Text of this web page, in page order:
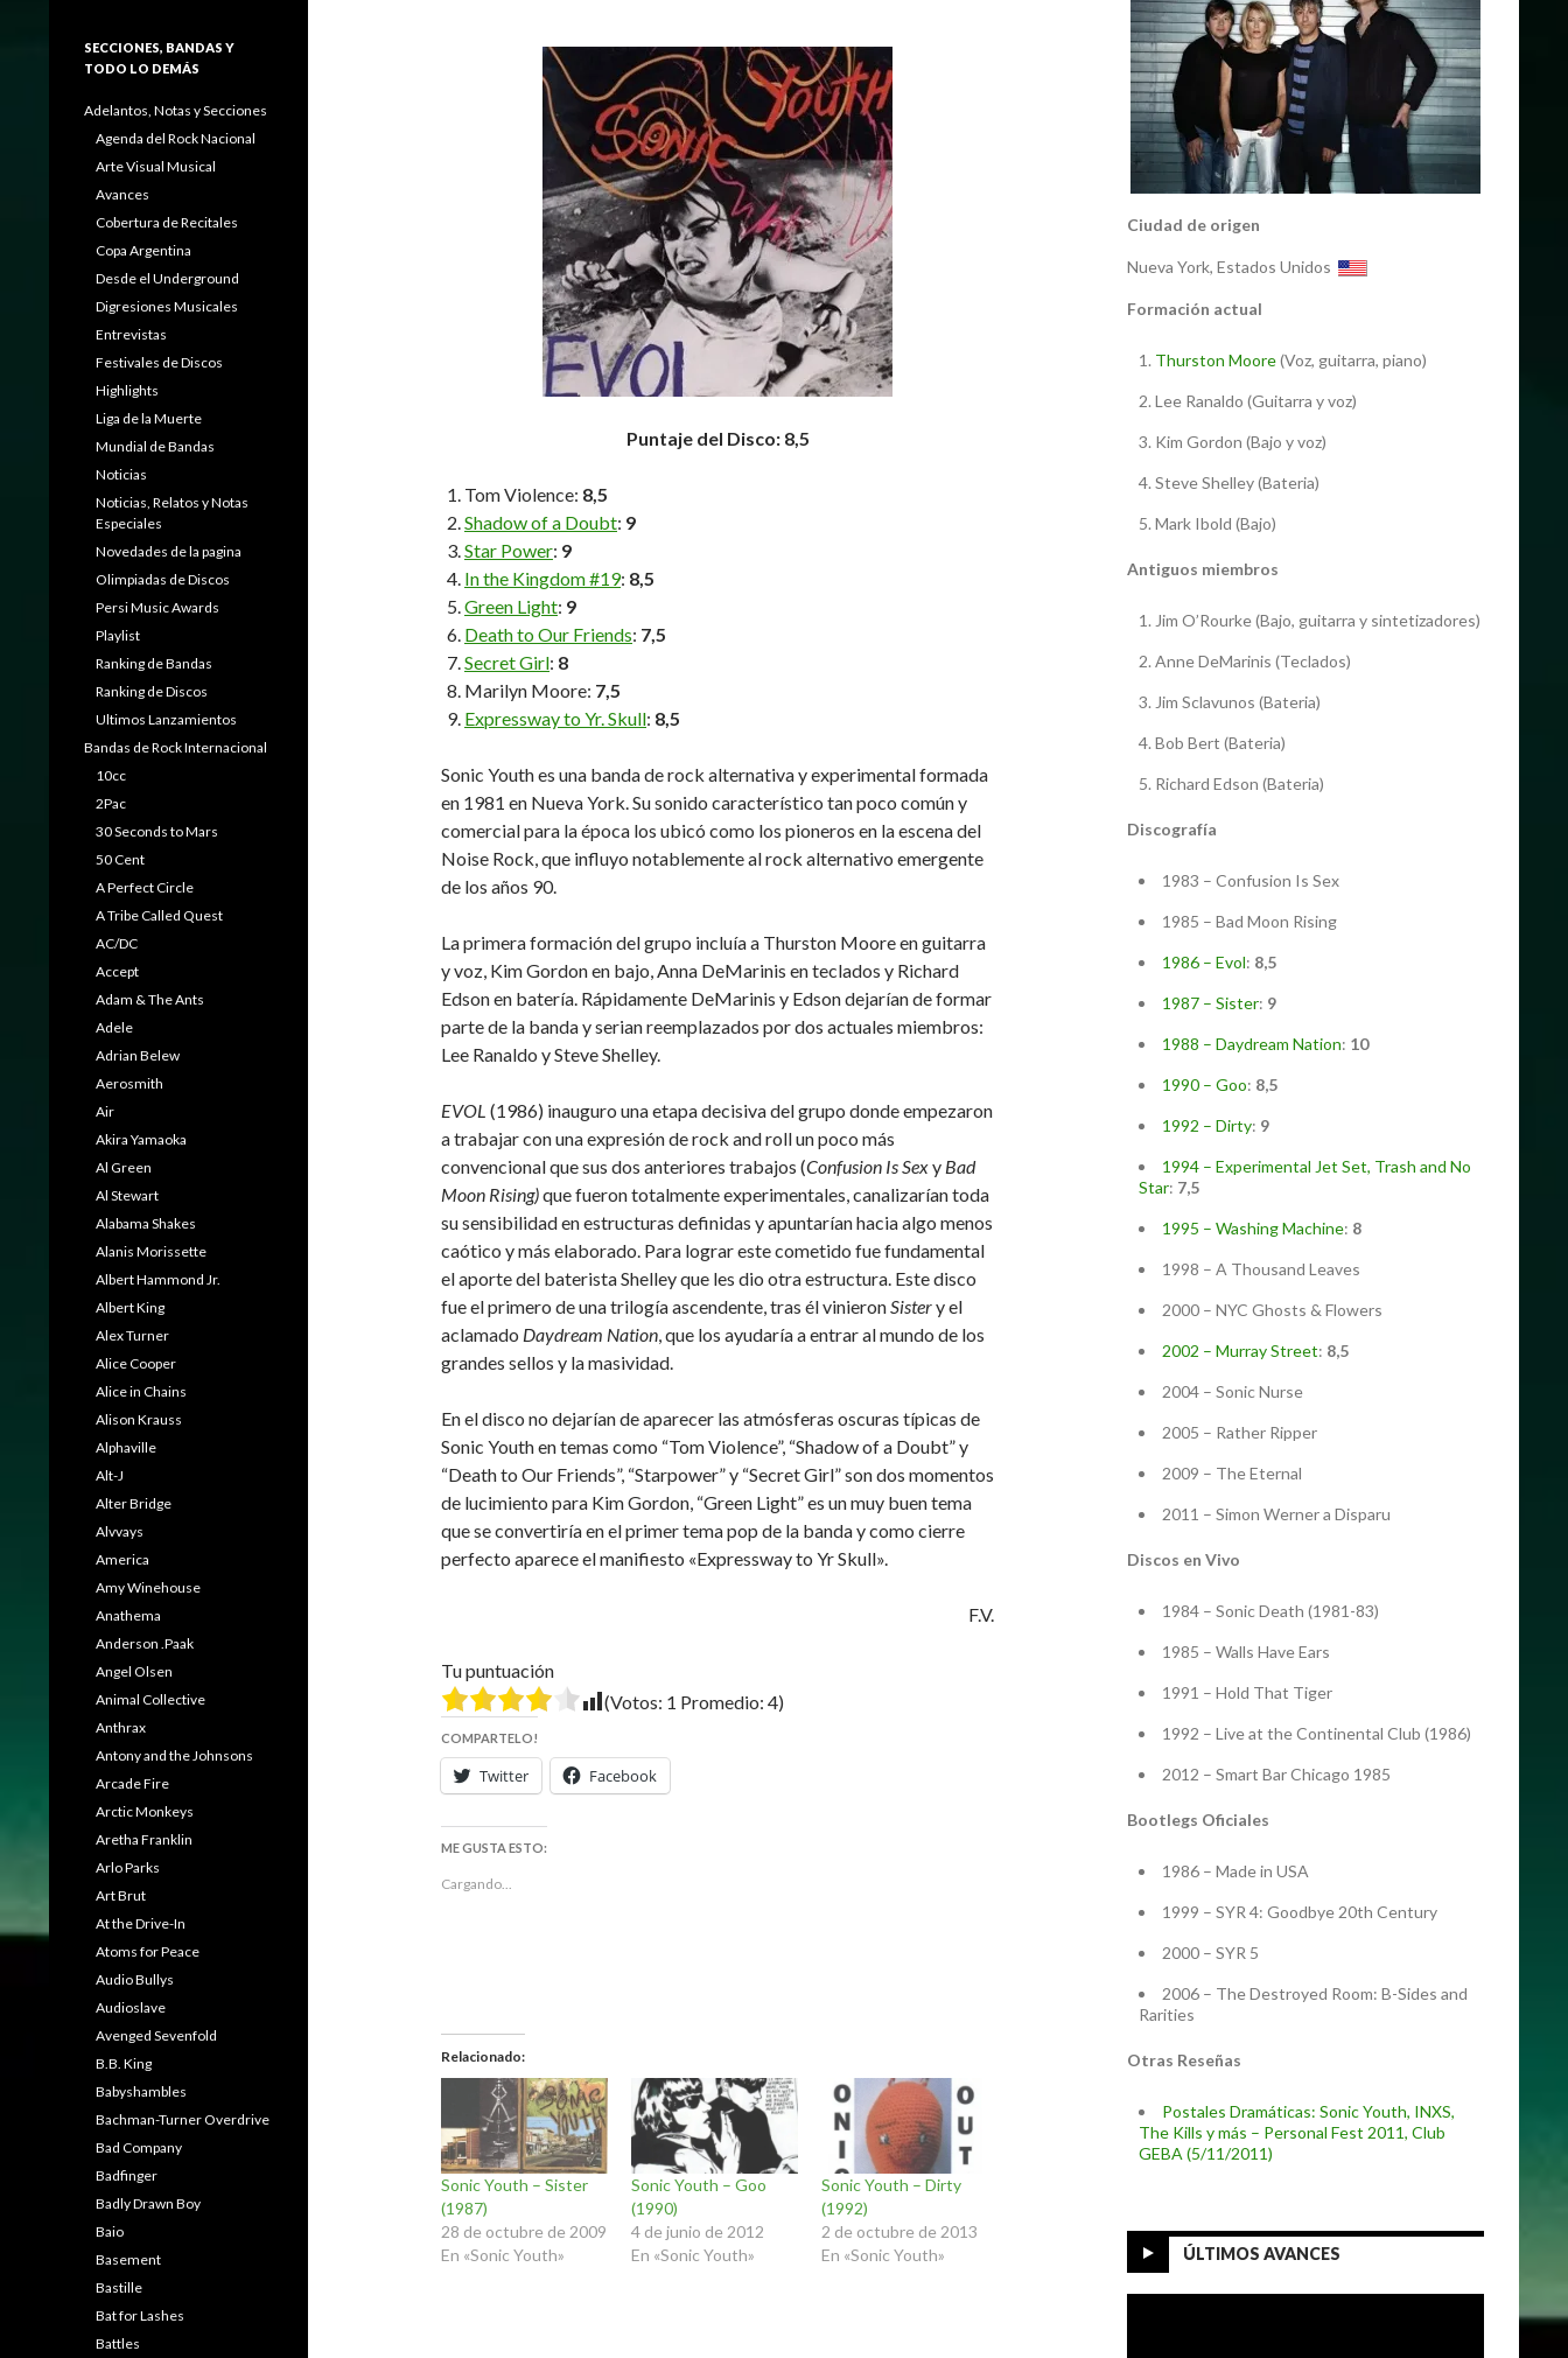
Puntaje del Disco: 8,5
Tom Violence: 8,5
Shadow of a Doubt: 9
Star Power: 9
In the Kingdom #19: 8,5
Green Light: 9
Death to Our Friends: 7,5
Secret Girl: 8
Marilyn Moore: 7,5
Expressway to Yr. Skull: 8,5
Sonic Youth es una banda de rock alternativa y experimental formada
en 1981 en Nueva York. Su sonido característico tan poco común y
comercial para la época los ubicó como los pioneros en la escena del
Noise Rock, que influyo notablemente al rock alternativo emergente
de los años 90.
La primera formación del grupo incluía a Thurston Moore en guitarra
y voz, Kim Gordon en bajo, Anna DeMarinis en teclados y Richard
Edson en batería. Rápidamente DeMarinis y Edson dejarían de formar
parte de la banda y serian reemplazados por dos actuales miembros:
Lee Ranaldo y Steve Shelley.
EVOL (1986) inauguro una etapa decisiva del grupo donde empezaron
a trabajar con una expresión de rock and roll un poco más
convencional que sus dos anteriores trabajos (Confusion Is Sexy Bad
Moon Rising)que fueron totalmente experimentales, canalizarían toda
su sensibilidad en estructuras definidas y apuntarían hacia algo menos
caótico y más elaborado. Para lograr este cometido fue fundamental
el aporte del baterista Shelley que les dio otra estructura. Este disco
fue el primero de una trilogía ascendente, tras él vinieronSistery el
aclamado Daydream Nation, que los ayudaría a entrar al mundo de los
grandes sellos y la masividad.
En el disco no dejarían de aparecer las atmósferas oscuras típicas de
Sonic Youth en temas como “Tom Violence”, “Shadow of a Doubt” y
“Death to Our Friends”, “Starpower” y “Secret Girl” son dos momentos
de lucimiento para Kim Gordon, “Green Light” es un muy buen tema
que se convertiría en el primer tema pop de la banda y como cierre
perfecto aparece el manifiesto «Expressway to Yr Skull».
F.V.
Tu puntuación
(Votos: 1 Promedio: 4)
COMPARTELO!
Twitter Facebook
ME GUSTA ESTO:
Cargando...
Relacionado
Sonic Youth – Sister
(1987)
28 de octubre de 2009
En «Sonic Youth»
Sonic Youth – Goo
(1990)
4 de junio de 2012
En «Sonic Youth»
Sonic Youth – Dirty
(1992)
2 de octubre de 2013
En «Sonic Youth»
Ciudad de origen
Nueva York, Estados Unidos
Formación actual
Thurston Moore(Voz, guitarra, piano)
Lee Ranaldo (Guitarra y voz)
Kim Gordon (Bajo y voz)
Steve Shelley (Bateria)
Mark Ibold (Bajo)
Antiguos miembros
Jim O’Rourke (Bajo, guitarra y sintetizadores)
Anne DeMarinis (Teclados)
Jim Sclavunos (Bateria)
Bob Bert (Bateria)
Richard Edson (Bateria)
Discografía
1983 – Confusion Is Sex
1985 – Bad Moon Rising
1986 – Evol: 8,5
1987 – Sister: 9
1988 – Daydream Nation: 10
1990 – Goo: 8,5
1992 – Dirty: 9
1994 – Experimental Jet Set, Trash and No
Star: 7,5
1995 – Washing Machine: 8
1998 – A Thousand Leaves
2000 – NYC Ghosts & Flowers
2002 – Murray Street: 8,5
2004 – Sonic Nurse
2005 – Rather Ripper
2009 – The Eternal
2011 – Simon Werner a Disparu
Discos en Vivo
1984 – Sonic Death (1981-83)
1985 – Walls Have Ears
1991 – Hold That Tiger
1992 – Live at the Continental Club (1986)
2012 – Smart Bar Chicago 1985
Bootlegs Oficiales
1986 – Made in USA
1999 – SYR 4: Goodbye 20th Century
2000 – SYR 5
2006 – The Destroyed Room: B-Sides and
Rarities
Otras Reseñas
Postales Dramáticas: Sonic Youth, INXS,
The Kills y más – Personal Fest 2011, Club
GEBA (5/11/2011)
ÚLTIMOS AVANCES
SECCIONES, BANDAS Y
TODO LO DEMÁS
Adelantos, Notas y Secciones
Agenda del Rock Nacional
Arte Visual Musical
Avances
Cobertura de Recitales
Copa Argentina
Desde el Underground
Digresiones Musicales
Entrevistas
Festivales de Discos
Highlights
Liga de la Muerte
Mundial de Bandas
Noticias
Noticias, Relatos y Notas
Especiales
Novedades de la pagina
Olimpiadas de Discos
Persi Music Awards
Playlist
Ranking de Bandas
Ranking de Discos
Ultimos Lanzamientos
Bandas de Rock Internacional
10cc
2Pac
30 Seconds to Mars
50 Cent
A Perfect Circle
A Tribe Called Quest
AC/DC
Accept
Adam & The Ants
Adele
Adrian Belew
Aerosmith
Air
Akira Yamaoka
Al Green
Al Stewart
Alabama Shakes
Alanis Morissette
Albert Hammond Jr.
Albert King
Alex Turner
Alice Cooper
Alice in Chains
Alison Krauss
Alphaville
Alt-J
Alter Bridge
Alvvays
America
Amy Winehouse
Anathema
Anderson .Paak
Angel Olsen
Animal Collective
Anthrax
Antony and the Johnsons
Arcade Fire
Arctic Monkeys
Aretha Franklin
Arlo Parks
Art Brut
At the Drive-In
Atoms for Peace
Audio Bullys
Audioslave
Avenged Sevenfold
B.B. King
Babyshambles
Bachman-Turner Overdrive
Bad Company
Badfinger
Badly Drawn Boy
Baio
Basement
Bastille
Bat for Lashes
Battles